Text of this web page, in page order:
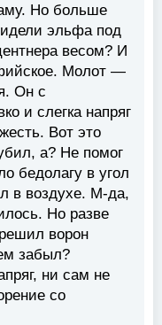
Но больше
эльфа под
весом? И
Молот —
Он с
и слегка напряг
Вот это
а? Не помог
бедолагу в угол
в воздухе. М-да,
Но разве
ворон
забыл?
ни сам не
со